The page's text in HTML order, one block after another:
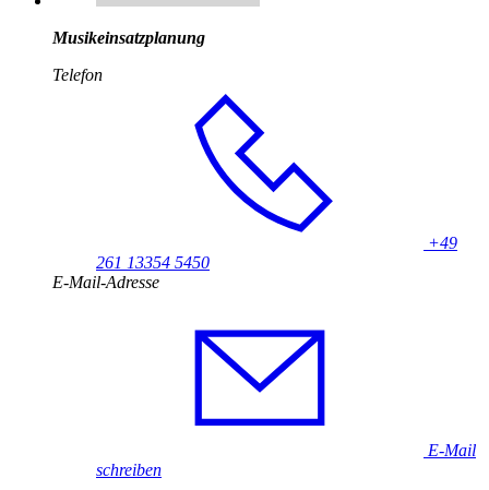
Musikeinsatzplanung
Telefon
+49
261 13354 5450
E-Mail-Adresse
E-Mail
schreiben